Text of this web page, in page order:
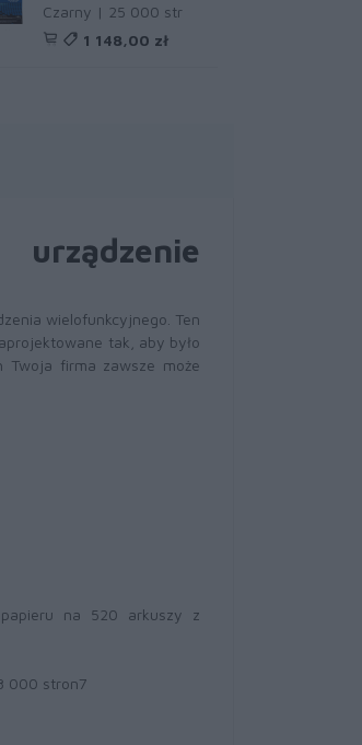
Czarny | 25 000 str
1 148,00 zł
wielofunkcyjnego. Ten
tak, aby było
Twoja firma zawsze może
na 520 arkuszy z
000 stron7